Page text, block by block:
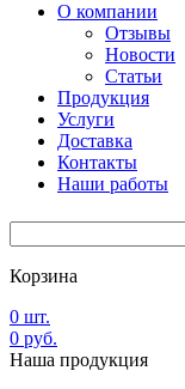
О компании
Отзывы
Новости
Статьи
Продукция
Услуги
Доставка
Контакты
Наши работы
Корзина
0 шт.
0 руб.
Наша продукция